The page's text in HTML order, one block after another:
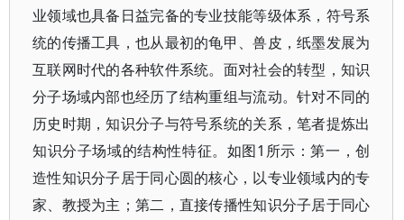
业领域也具备日益完备的专业技能等级体系，符号系
统的传播工具，也从最初的龟甲、兽皮，纸墨发展为
互联网时代的各种软件系统。面对社会的转型，知识
分子场域内部也经历了结构重组与流动。针对不同的
历史时期，知识分子与符号系统的关系，笔者提炼出
知识分子场域的结构性特征。如图1所示：第一，创
造性知识分子居于同心圆的核心，以专业领域内的专
家、教授为主；第二，直接传播性知识分子居于同心